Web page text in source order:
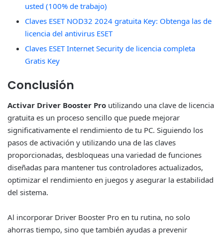
usted (100% de trabajo)
Claves ESET NOD32 2024 gratuita Key: Obtenga las de
licencia del antivirus ESET
Claves ESET Internet Security de licencia completa
Gratis Key
Conclusión
Activar Driver Booster Pro utilizando una clave de licencia
gratuita es un proceso sencillo que puede mejorar
significativamente el rendimiento de tu PC. Siguiendo los
pasos de activación y utilizando una de las claves
proporcionadas, desbloqueas una variedad de funciones
diseñadas para mantener tus controladores actualizados,
optimizar el rendimiento en juegos y asegurar la estabilidad
del sistema.
Al incorporar Driver Booster Pro en tu rutina, no solo
ahorras tiempo, sino que también ayudas a prevenir